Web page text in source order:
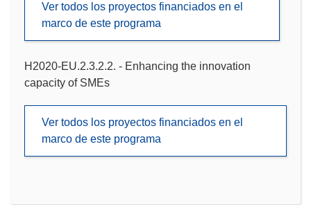
Ver todos los proyectos financiados en el
marco de este programa
H2020-EU.2.3.2.2. - Enhancing the innovation
capacity of SMEs
Ver todos los proyectos financiados en el
marco de este programa